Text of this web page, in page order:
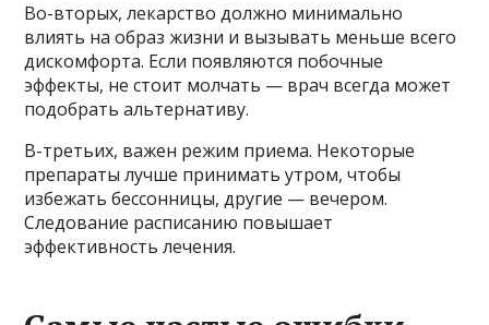
Во-вторых, лекарство должно минимально
влиять на образ жизни и вызывать меньше всего
дискомфорта. Если появляются побочные
эффекты, не стоит молчать — врач всегда может
подобрать альтернативу.
В-третьих, важен режим приема. Некоторые
препараты лучше принимать утром, чтобы
избежать бессонницы, другие — вечером.
Следование расписанию повышает
эффективность лечения.